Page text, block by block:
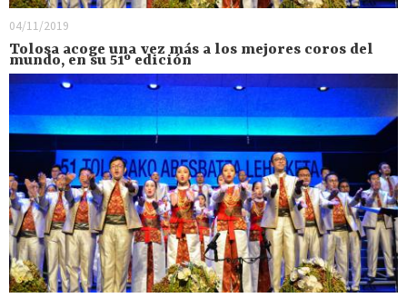
04/11/2019
Tolosa acoge una vez más a los mejores coros del
mundo, en su 51º edición